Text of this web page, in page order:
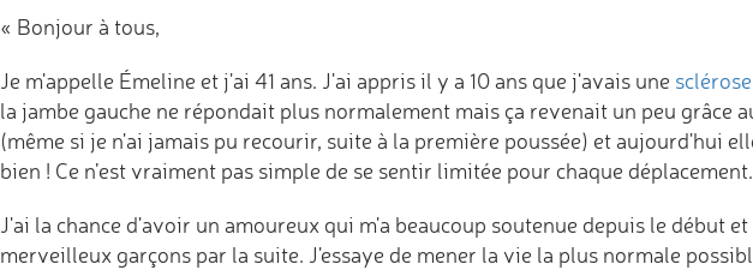
« Bonjour à tous,
Je m'appelle Émeline et j'ai 41 ans. J'ai appris il y a 10 ans que j'avais une
la jambe gauche ne répondait plus normalement mais ça revenait un peu grâce
(même si je n'ai jamais pu recourir, suite à la première poussée) et aujourd'hui
bien ! Ce n’est vraiment pas simple de se sentir limitée pour chaque déplacement.
J'ai la chance d'avoir un amoureux qui m'a beaucoup soutenue depuis le début
merveilleux garçons par la suite. J'essaye de mener la vie la plus normale